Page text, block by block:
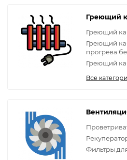
Греющий
Греющий
Греющий
прогрева
Греющий
Все
Фильтры